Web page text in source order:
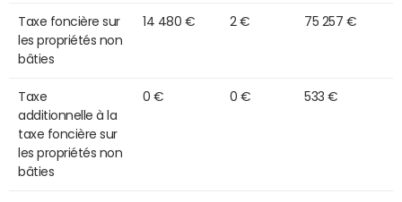
Taxe foncière sur
les propriétés non
bâties
14 480 € 2 € 75 257 €
Taxe
additionnelle à la
taxe foncière sur
les propriétés non
bâties
0 € 0 € 533 €